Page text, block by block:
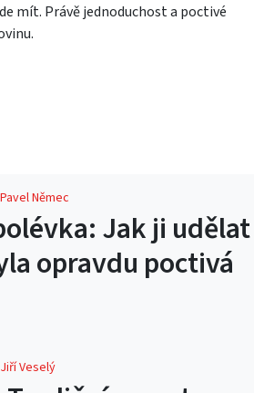
mít. Právě jednoduchost a poctivé
Pavel Němec
Jak ji udělat
opravdu poctivá
Jiří Veselý